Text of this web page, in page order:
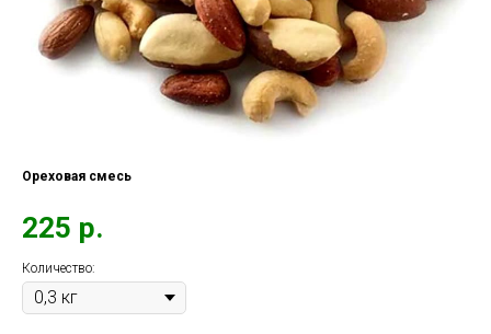
Ореховая смесь
225 р.
Количество: